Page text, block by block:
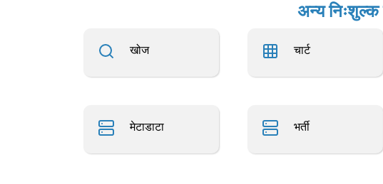
अन्य
खोज चार्ट
मेटाडाटा भर्ती